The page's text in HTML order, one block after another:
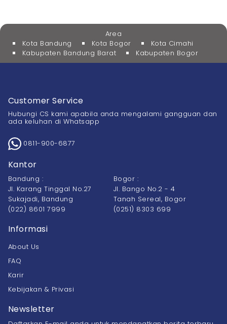
Area
Kota Bandung
Kota Bogor
Kota Cimahi
Kabupaten Bandung Barat
Kabupaten Bogor
Customer Service
Hubungi CS kami apabila anda mengalami gangguan dan
ada keluhan di Whatsapp
0811-900-6877
Kantor
Bandung :
Jl. Karang Tinggal No.27
Sukajadi, Bandung
(022) 8601 7999
Bogor :
Jl. Bango No.2 - 4
Tanah Sereal, Bogor
(0251) 8303 699
Informasi
About Us
FAQ
Karir
Kebijakan & Privasi
Newsletter